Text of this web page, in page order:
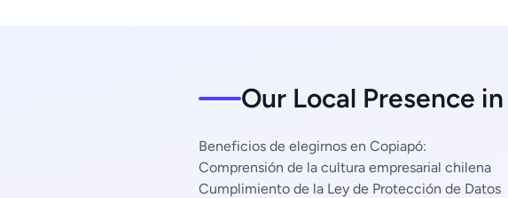
Our Local Presence
Beneficios de elegirnos en Copiapó:
Comprensión de la cultura empresarial chilena
Cumplimiento de la Ley de Protección de Datos